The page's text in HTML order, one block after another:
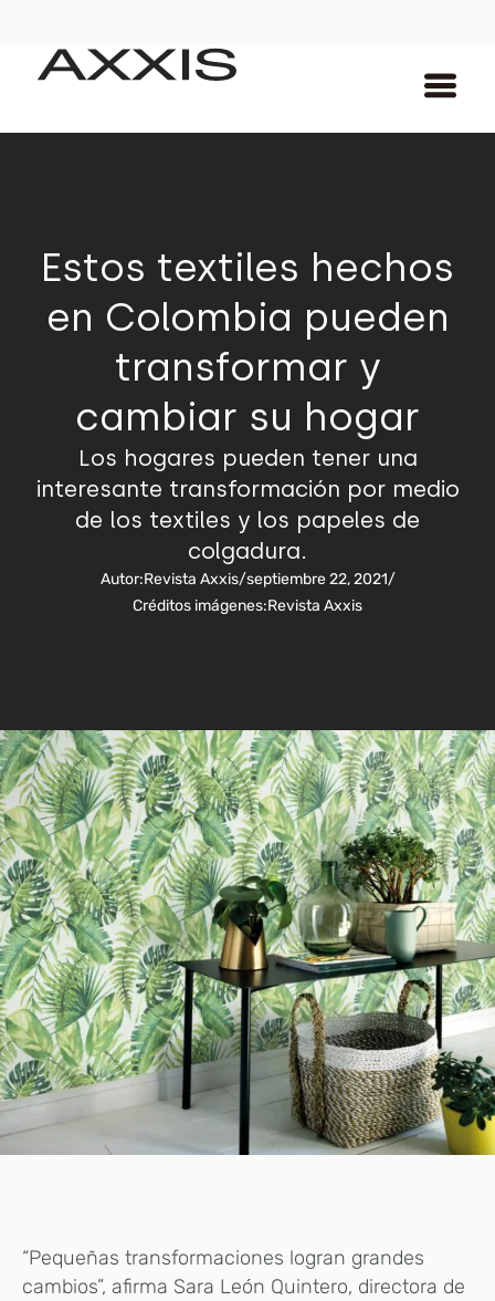
Estos textiles hechos
en Colombia pueden
transformar y
cambiar su hogar
Los hogares pueden tener una
interesante transformación por medio
de los textiles y los papeles de
colgadura.
Autor:Revista Axxis/septiembre 22, 2021/
Créditos imágenes:Revista Axxis
“Pequeñas transformaciones logran grandes
cambios”, afirma Sara León Quintero, directora de